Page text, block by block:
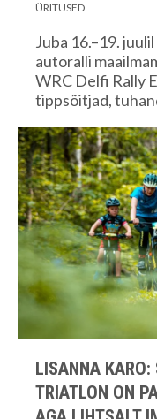
ÜRITUSED
Juba 16.–19.
autoralli
WRC Delfi Rally
tippsõitjad,
LISANNA
TRIATLON ON